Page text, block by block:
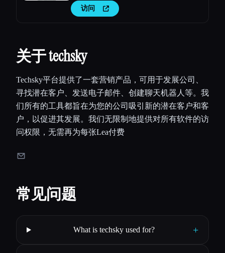
得对话了！
访问
关于 techsky
Techsky平台提供了一套营销产品，可用于发展公司、
寻找潜在客户、发送电子邮件、创建聊天机器人等。我
们所有的工具都旨在为您的公司吸引新的潜在客户和客
户，以促进其发展。我们无限制地提供对所有软件的访
问权限，无需再为每张Lea付费
常见问题
What is techsky used for? +